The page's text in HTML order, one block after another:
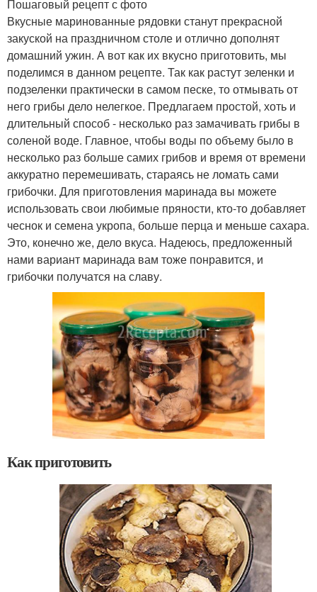
Пошаговый рецепт с фото
Вкусные маринованные рядовки станут прекрасной
закуской на праздничном столе и отлично дополнят
домашний ужин. А вот как их вкусно приготовить, мы
поделимся в данном рецепте. Так как растут зеленки и
подзеленки практически в самом песке, то отмывать от
него грибы дело нелегкое. Предлагаем простой, хоть и
длительный способ - несколько раз замачивать грибы в
соленой воде. Главное, чтобы воды по объему было в
несколько раз больше самих грибов и время от времени
аккуратно перемешивать, стараясь не ломать сами
грибочки. Для приготовления маринада вы можете
использовать свои любимые пряности, кто-то добавляет
чеснок и семена укропа, больше перца и меньше сахара.
Это, конечно же, дело вкуса. Надеюсь, предложенный
нами вариант маринада вам тоже понравится, и
грибочки получатся на славу.
Как приготовить